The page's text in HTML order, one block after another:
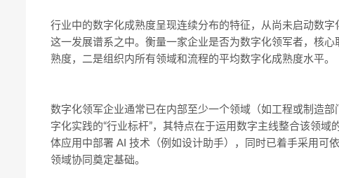
行业中的数字化成熟度呈现连续分布的特征，从尚未启动数
这一发展谱系之中。衡量一家企业是否为数字化领军者，核
熟度，二是组织内所有领域和流程的平均数字化成熟度水平。
数字化领军企业通常已在内部至少一个领域（如工程或制造
字化实践的“行业标杆”，其特点在于运用数字主线整合该领
体应用中部署 AI 技术（例如设计助手），同时已着手采用可
领域协同奠定基础。